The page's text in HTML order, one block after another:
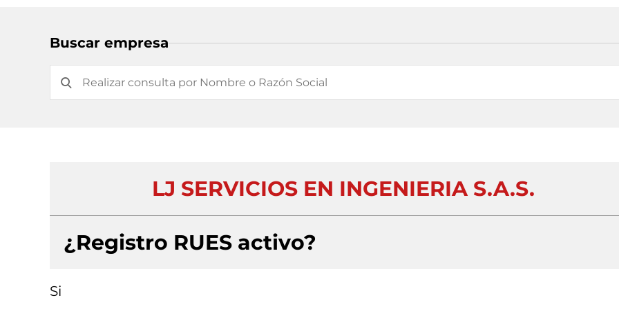
Buscar empresa
LJ SERVICIOS EN INGENIERIA S.A.S.
¿Registro RUES activo?
Si